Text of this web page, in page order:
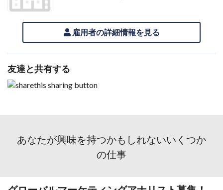
雇用者の詳細情報を見る
友達と共有する
あなたが興味を持つかもしれないいくつか
の仕事